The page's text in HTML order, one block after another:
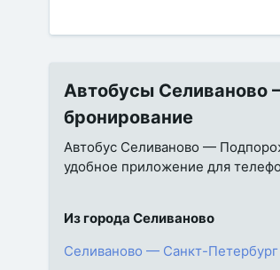
Автобусы Селиваново
бронирование
Автобус Селиваново —
удобное приложение для
Из города Селиваново
Селиваново — Санкт-Петербург